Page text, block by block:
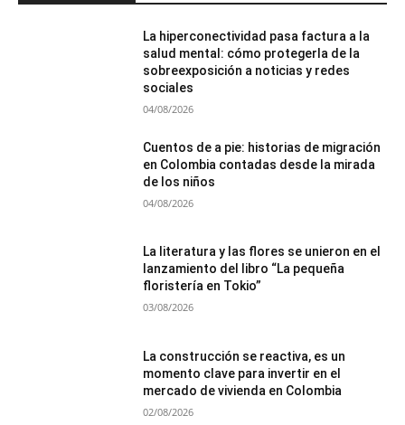
La hiperconectividad pasa factura a la
salud mental: cómo protegerla de la
sobreexposición a noticias y redes
sociales
04/08/2026
Cuentos de a pie: historias de migración
en Colombia contadas desde la mirada
de los niños
04/08/2026
La literatura y las flores se unieron en el
lanzamiento del libro “La pequeña
floristería en Tokio”
03/08/2026
La construcción se reactiva, es un
momento clave para invertir en el
mercado de vivienda en Colombia
02/08/2026